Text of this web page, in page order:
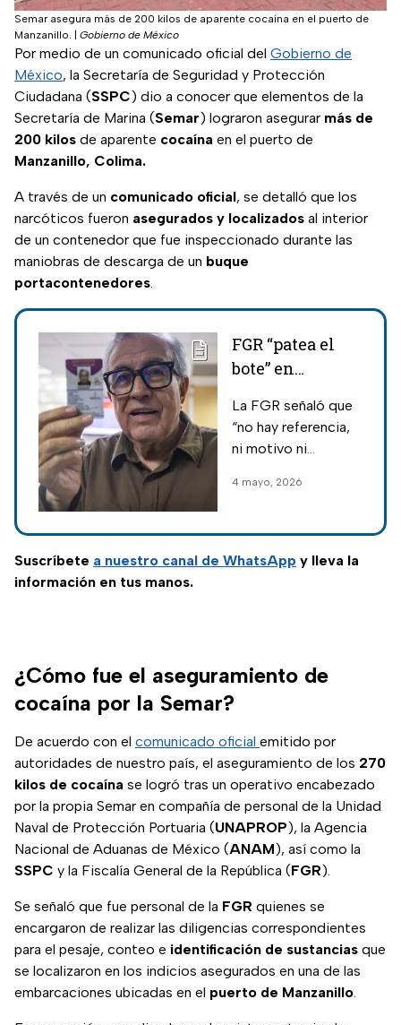
Semar asegura más de 200 kilos de aparente cocaína en el puerto de
Manzanillo.
Gobierno de México
Por medio de un comunicado oficial del Gobierno de
México, la Secretaría de Seguridad y Protección
Ciudadana (SSPC) dio a conocer que elementos de la
Secretaría de Marina (Semar) lograron asegurar más de
200 kilos de aparente cocaína en el puerto de
Manzanillo, Colima.
A través de un comunicado oficial, se detalló que los
narcóticos fueron asegurados y localizados al interior
de un contenedor que fue inspeccionado durante las
maniobras de descarga de un buque
portacontenedores.
FGR “patea el
bote” en
nexos de Rocha
Moya con narco
La FGR señaló que
“no hay referencia,
ni motivo ni
nos permita
de la detención”;
exigen pruebas y
4 mayo, 2026
Suscríbete a nuestro canal de WhatsApp y lleva la
información en tus manos.
¿Cómo fue el aseguramiento de
cocaína por la Semar?
De acuerdo con el comunicado oficial emitido por
autoridades de nuestro país, el aseguramiento de los 270
kilos de cocaína se logró tras un operativo encabezado
por la propia Semar en compañía de personal de la Unidad
Naval de Protección Portuaria (UNAPROP), la Agencia
Nacional de Aduanas de México (ANAM), así como la
SSPC y la Fiscalía General de la República (FGR).
Se señaló que fue personal de la FGR quienes se
encargaron de realizar las diligencias correspondientes
para el pesaje, conteo e identificación de sustancias que
se localizaron en los indicios asegurados en una de las
embarcaciones ubicadas en el puerto de Manzanillo.